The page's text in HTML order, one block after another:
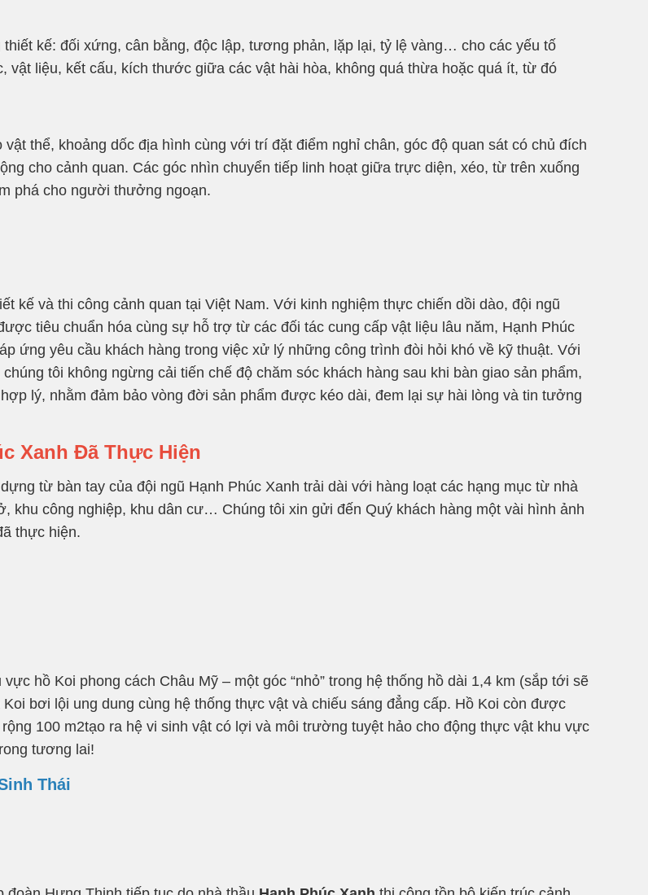
kế: đối xứng, cân bằng, độc lập, tương phản, lặp lại, tỷ lệ vàng… cho các yếu tố
vật liệu, kết cấu, kích thước giữa các vật hài hòa, không quá thừa hoặc quá ít, từ đó
thể, khoảng dốc địa hình cùng với trí đặt điểm nghỉ chân, góc độ quan sát có chủ đích
cho cảnh quan. Các góc nhìn chuyển tiếp linh hoạt giữa trực diện, xéo, từ trên xuống
phá cho người thưởng ngoạn.
kế và thi công cảnh quan tại Việt Nam. Với kinh nghiệm thực chiến dồi dào, đội ngũ
tiêu chuẩn hóa cùng sự hỗ trợ từ các đối tác cung cấp vật liệu lâu năm, Hạnh Phúc
ứng yêu cầu khách hàng trong việc xử lý những công trình đòi hỏi khó về kỹ thuật. Với
tôi không ngừng cải tiến chế độ chăm sóc khách hàng sau khi bàn giao sản phẩm,
lý, nhằm đảm bảo vòng đời sản phẩm được kéo dài, đem lại sự hài lòng và tin tưởng
Xanh Đã Thực Hiện
từ bàn tay của đội ngũ Hạnh Phúc Xanh trải dài với hàng loạt các hạng mục từ nhà
khu công nghiệp, khu dân cư… Chúng tôi xin gửi đến Quý khách hàng một vài hình ảnh
thực hiện.
hồ Koi phong cách Châu Mỹ – một góc “nhỏ” trong hệ thống hồ dài 1,4 km (sắp tới sẽ
bơi lội ung dung cùng hệ thống thực vật và chiếu sáng đẳng cấp. Hồ Koi còn được
100 m2tạo ra hệ vi sinh vật có lợi và môi trường tuyệt hảo cho động thực vật khu vực
tương lai!
Thái